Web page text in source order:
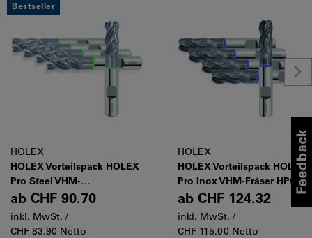
Bestseller
HOLEX
HOLEX Vorteilspack HOLEX
Pro Steel VHM-
Schruppfräser HPC, 5 Stück
ab CHF 90.70
inkl. MwSt. /
CHF 83.90 Netto
HOLEX
HOLEX Vorteilspack HOLEX
Pro Inox VHM-Fräser HPC, 5
Stück
ab CHF 124.32
inkl. MwSt. /
CHF 115.00 Netto